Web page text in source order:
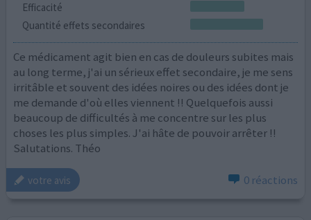
Efficacité
Quantité effets secondaires
Ce médicament agit bien en cas de douleurs subites mais
au long terme, j'ai un sérieux effet secondaire, je me sens
irritâble et souvent des idées noires ou des idées dont je
me demande d'où elles viennent !! Quelquefois aussi
beaucoup de difficultés à me concentre sur les plus
choses les plus simples. J'ai hâte de pouvoir arrêter !!
Salutations. Théo
votre avis 0 réactions